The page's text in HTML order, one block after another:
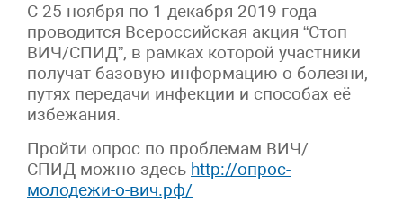
С 25 ноября по 1 декабря 2019 года
проводится Всероссийская акция “Стоп
ВИЧ/СПИД”, в рамках которой участники
получат базовую информацию о болезни,
путях передачи инфекции и способах её
избежания.
Пройти опрос по проблемам ВИЧ/
СПИД можно здесь http://опрос-
молодежи-о-вич.рф/